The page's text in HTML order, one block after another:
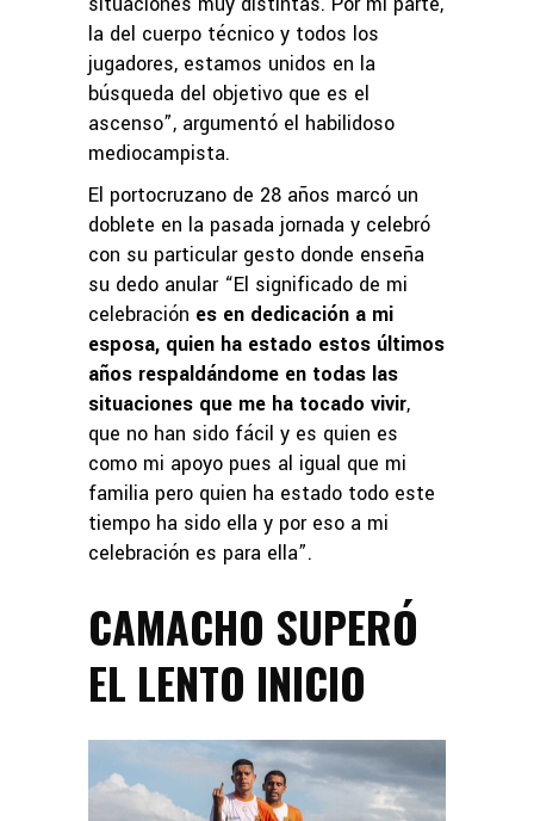
la del cuerpo técnico y todos los
jugadores, estamos unidos en la
búsqueda del objetivo que es el
ascenso”, argumentó el habilidoso
mediocampista.
El portocruzano de 28 años marcó un
doblete en la pasada jornada y celebró
con su particular gesto donde enseña
su dedo anular “El significado de mi
celebración es en dedicación a mi
esposa, quien ha estado estos últimos
años respaldándome en todas las
situaciones que me ha tocado vivir,
que no han sido fácil y es quien es
como mi apoyo pues al igual que mi
familia pero quien ha estado todo este
tiempo ha sido ella y por eso a mi
celebración es para ella”.
CAMACHO SUPERÓ
EL LENTO INICIO